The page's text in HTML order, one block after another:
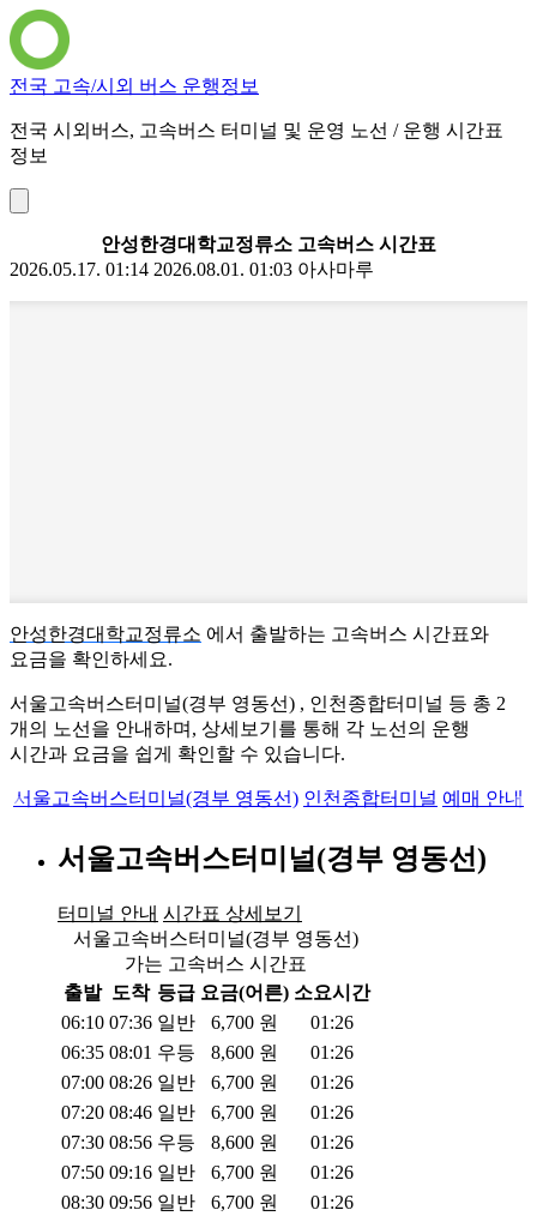
전국 고속/시외 버스 운행정보
전국 시외버스, 고속버스 터미널 및 운영 노선 / 운행 시간표
정보
안성한경대학교정류소 고속버스 시간표
2026.05.17. 01:14 2026.08.01. 01:03 아사마루
안성한경대학교정류소 에서 출발하는 고속버스 시간표와
요금을 확인하세요.
서울고속버스터미널(경부 영동선) , 인천종합터미널 등 총 2
개의 노선을 안내하며, 상세보기를 통해 각 노선의 운행
시간과 요금을 쉽게 확인할 수 있습니다.
서울고속버스터미널(경부 영동선) 인천종합터미널 예매 안내
서울고속버스터미널(경부 영동선)
터미널 안내 시간표 상세보기
서울고속버스터미널(경부 영동선)
가는 고속버스 시간표
출발 도착 등급 요금(어른) 소요시간
06:10 07:36 일반 6,700 원
01:26
06:35 08:01 우등 8,600 원
01:26
07:00 08:26 일반 6,700 원
01:26
07:20 08:46 일반 6,700 원
01:26
07:30 08:56 우등 8,600 원
01:26
07:50 09:16 일반 6,700 원
01:26
08:30 09:56 일반 6,700 원
01:26